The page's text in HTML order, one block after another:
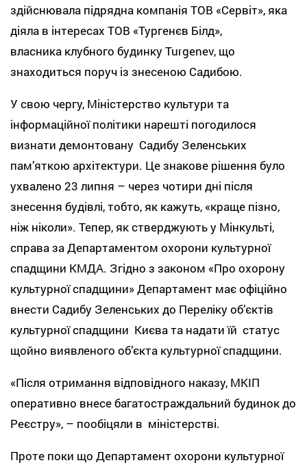
здійснювала підрядна компанія ТОВ «Сервіт», яка
діяла в інтересах ТОВ «Тургенєв Білд»,
власника клубного будинку Turgenev, що
знаходиться поруч із знесеною Садибою.
У свою чергу, Міністерство культури та
інформаційної політики нарешті погодилося
визнати демонтовану Садибу Зеленських
пам’яткою архітектури. Це знакове рішення було
ухвалено 23 липня – через чотири дні після
знесення будівлі, тобто, як кажуть, «краще пізно,
ніж ніколи». Тепер, як стверджують у Мінкульті,
справа за Департаментом охорони культурної
спадщини КМДА. Згідно з законом «Про охорону
культурної спадщини» Департамент має офіційно
внести Садибу Зеленських до Переліку об’єктів
культурної спадщини Києва та надати їй статус
щойно виявленого об’єкта культурної спадщини.
«Після отримання відповідного наказу, МКІП
оперативно внесе багатостраждальний будинок до
Реєстру», – пообіцяли в міністерстві.
Проте поки що Департамент охорони культурної